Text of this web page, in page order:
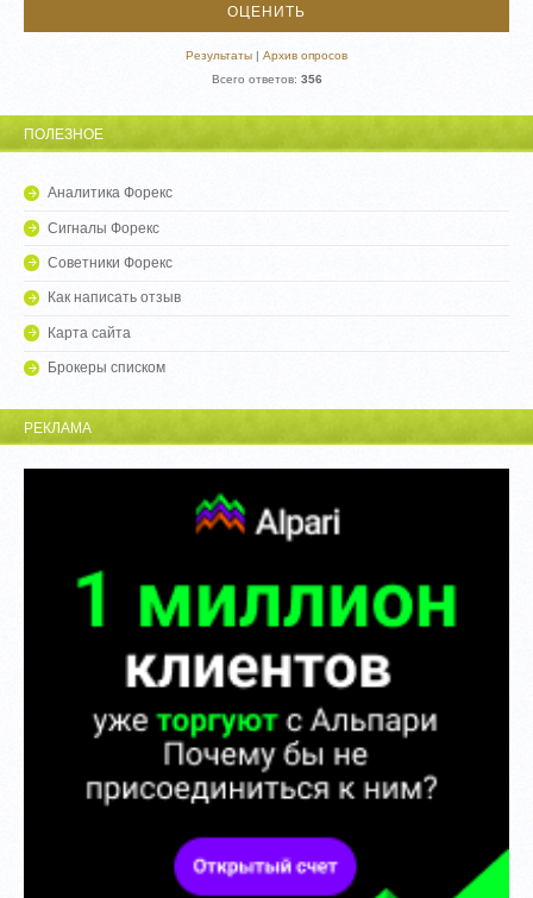
Результаты | Архив опросов
Всего ответов: 356
ПОЛЕЗНОЕ
Аналитика Форекс
Сигналы Форекс
Советники Форекс
Как написать отзыв
Карта сайта
Брокеры списком
РЕКЛАМА